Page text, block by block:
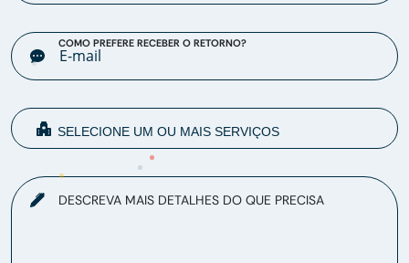
COMO PREFERE RECEBER O RETORNO?
DESCREVA MAIS DETALHES DO QUE PRECISA